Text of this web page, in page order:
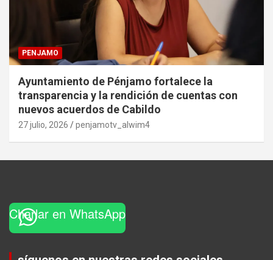
PENJAMO
Ayuntamiento de Pénjamo fortalece la
transparencia y la rendición de cuentas con
nuevos acuerdos de Cabildo
27 julio, 2026 penjamotv_alwim4
Charlar en WhatsApp